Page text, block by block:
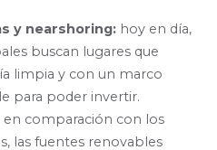
y nearshoring: hoy en día,
buscan lugares que
limpia y con un marco
para poder invertir.
en comparación con los
las fuentes renovables